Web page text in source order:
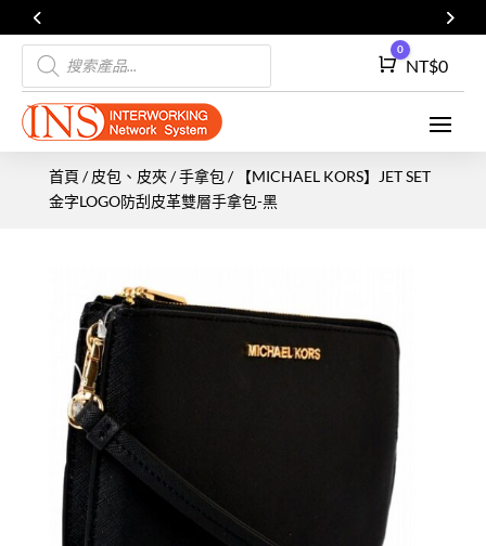
Products
search
Cart
0
NT$0
首頁 /皮包、皮夾/手拿包 / 【MICHAEL KORS】JET SET
金字LOGO防刮皮革雙層手拿包-黑